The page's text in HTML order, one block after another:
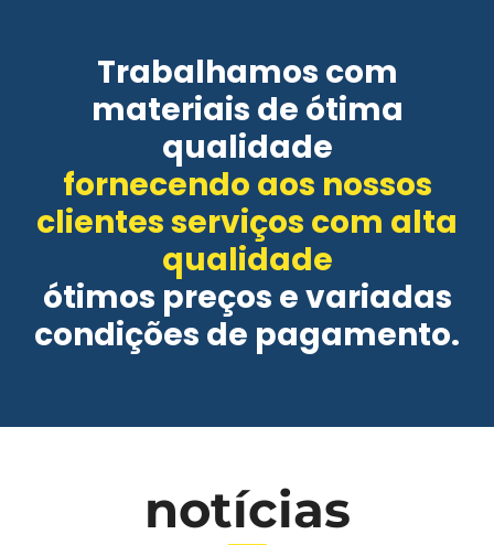
Trabalhamos com
materiais de ótima
qualidade
fornecendo aos nossos
clientes serviços com alta
qualidade
ótimos preços e variadas
condições de pagamento.
notícias